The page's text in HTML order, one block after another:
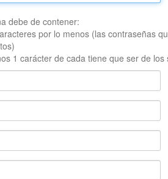
debe de contener:
por lo menos (las contraseñas
1 carácter de cada tiene que ser de